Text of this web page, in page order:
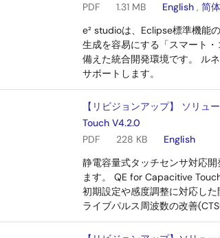
PDF
1.31 MB English, 简
e² studioは、Eclipse標準機能
生成を容易にする「スマート
備えた統合開発環境です。 ル
サポートします。
【リビジョンアップ】 ソリ
Touch V4.2.0
PDF
228 KB
English
静電容量式タッチセンサ対応
ます。 QE for Capacitive
初期設定や感度調整に対応し
ライブパルス周波数の改善